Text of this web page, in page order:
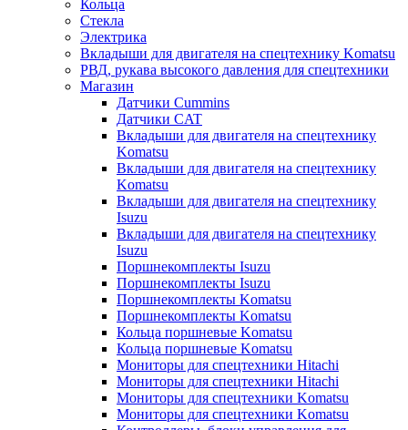
Кольца
Стекла
Электрика
Вкладыши для двигателя на спецтехнику Komatsu
РВД, рукава высокого давления для спецтехники
Магазин
Датчики Cummins
Датчики CAT
Вкладыши для двигателя на спецтехнику
Komatsu
Вкладыши для двигателя на спецтехнику
Komatsu
Вкладыши для двигателя на спецтехнику
Isuzu
Вкладыши для двигателя на спецтехнику
Isuzu
Поршнекомплекты Isuzu
Поршнекомплекты Isuzu
Поршнекомплекты Komatsu
Поршнекомплекты Komatsu
Кольца поршневые Komatsu
Кольца поршневые Komatsu
Мониторы для спецтехники Hitachi
Мониторы для спецтехники Hitachi
Мониторы для спецтехники Komatsu
Мониторы для спецтехники Komatsu